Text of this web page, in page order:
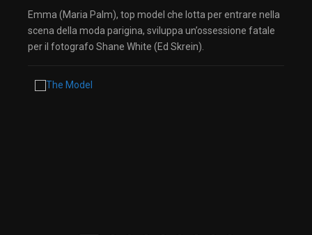
Emma (Maria Palm), top model che lotta per entrare nella
scena della moda parigina, sviluppa un’ossessione fatale
per il fotografo Shane White (Ed Skrein).